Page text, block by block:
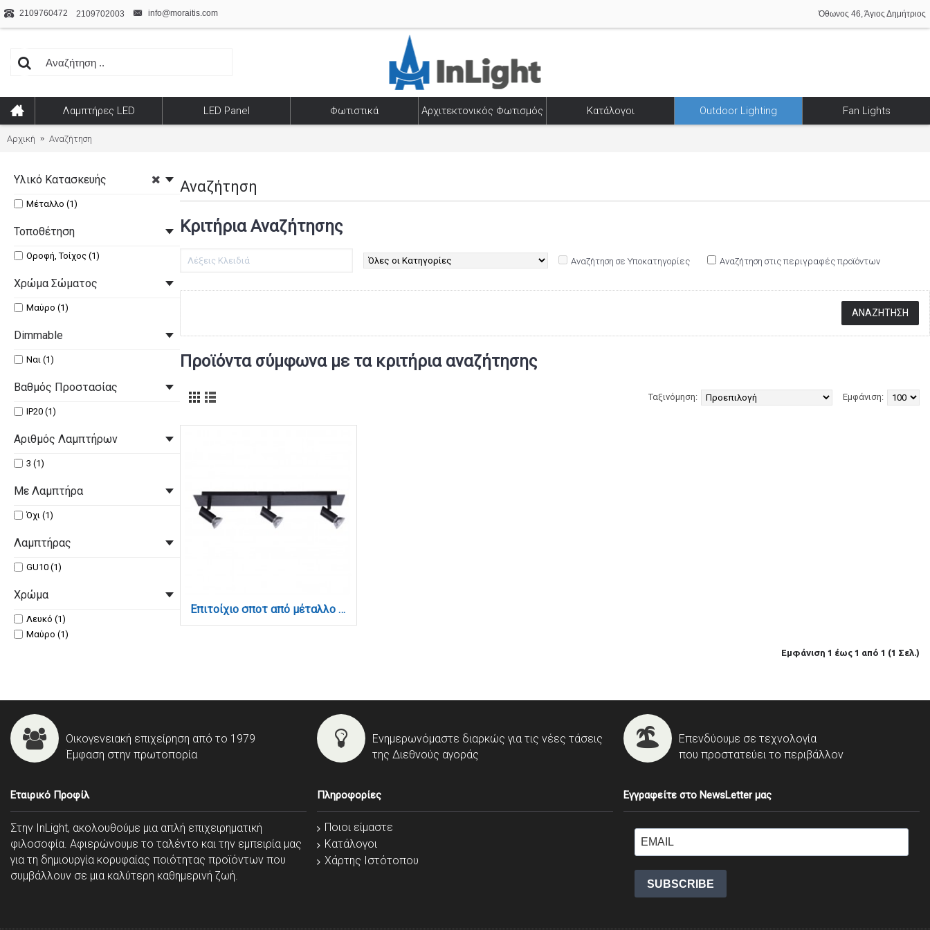
2109760472 2109702003 info@moraitis.com Όθωνος 46, Άγιος Δημήτριος
Λαμπτήρες LED LED Panel Φωτιστικά Αρχιτεκτονικός Φωτισμός Κατάλογοι Outdoor Lighting Fan Lights
Αρχική Αναζήτηση
Υλικό Κατασκευής
Μέταλλο (1)
Τοποθέτηση
Οροφή, Τοίχος (1)
Χρώμα Σώματος
Μαύρο (1)
Dimmable
Ναι (1)
Βαθμός Προστασίας
IP20 (1)
Αριθμός Λαμπτήρων
3 (1)
Με Λαμπτήρα
Όχι (1)
Λαμπτήρας
GU10 (1)
Χρώμα
Λευκό (1)
Μαύρο (1)
Αναζήτηση
Κριτήρια Αναζήτησης
Αναζήτηση σε Υποκατηγορίες Αναζήτηση στις περιγραφές προϊόντων
Προϊόντα σύμφωνα με τα κριτήρια αναζήτησης
Εμφάνιση:
Ταξινόμηση:
Επιτοίχιο σποτ από μέταλλο σε μαύρη απόχρωση 3XGU10 D:32cm (9078-3Φ-Μαύρο)
Εμφάνιση 1 έως 1 από 1 (1 Σελ.)
Οικογενειακή επιχείρηση από το 1979
Έμφαση στην πρωτοπορία
Ενημερωνόμαστε διαρκώς για τις νέες τάσεις
της Διεθνούς αγοράς
Επενδύουμε σε τεχνολογία
που προστατεύει το περιβάλλον
Εταιρικό Προφίλ
Στην InLight, ακολουθούμε μια απλή επιχειρηματική
φιλοσοφία. Αφιερώνουμε το ταλέντο και την εμπειρία μας
για τη δημιουργία κορυφαίας ποιότητας προϊόντων που
συμβάλλουν σε μια καλύτερη καθημερινή ζωή.
Πληροφορίες
Ποιοι είμαστε
Κατάλογοι
Χάρτης Ιστότοπου
Εγγραφείτε στο NewsLetter μας
SUBSCRIBE